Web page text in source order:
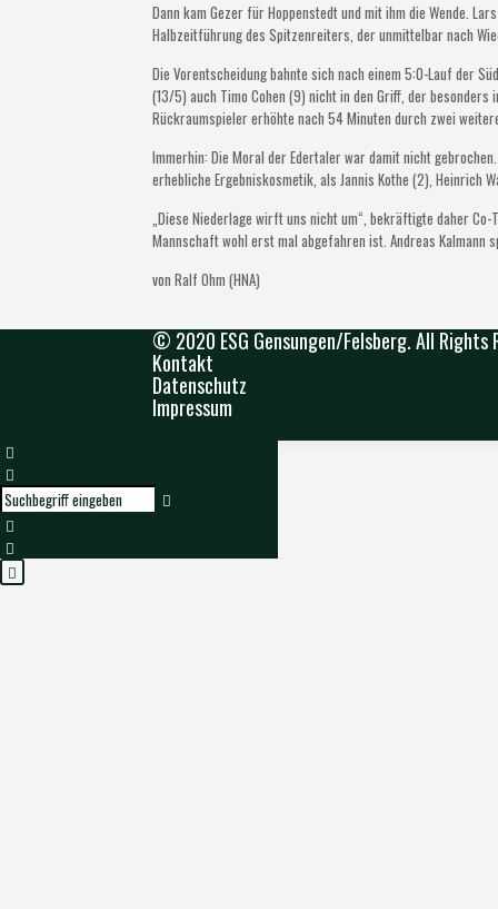
Dann kam Gezer für Hoppenstedt und mit ihm die Wende.
Halbzeitführung des Spitzenreiters, der unmittelbar nach
Die Vorentscheidung bahnte sich nach einem 5:0-Lauf der
(13/5) auch Timo Cohen (9) nicht in den Griff, der
Rückraumspieler erhöhte nach 54 Minuten durch zwei
Immerhin: Die Moral der Edertaler war damit nicht
erhebliche Ergebniskosmetik, als Jannis Kothe (2), Heinrich
„Diese Niederlage wirft uns nicht um“, bekräftigte daher
Mannschaft wohl erst mal abgefahren ist. Andreas Kalmann
von Ralf Ohm (HNA)
© 2020 ESG Gensungen/Felsberg. All Rights
Kontakt
Datenschutz
Impressum